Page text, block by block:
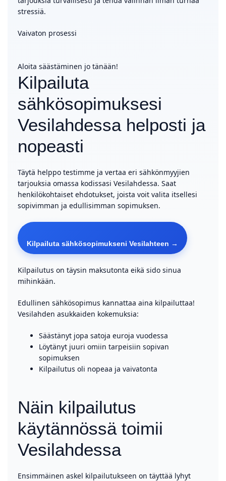
stressiä.
Vaivaton prosessi
Aloita säästäminen jo tänään!
Kilpailuta
sähkösopimuksesi
Vesilahdessa helposti ja
nopeasti
Täytä helppo testimme ja vertaa eri sähkönmyyjien
tarjouksia omassa kodissasi Vesilahdessa. Saat
henkilökohtaiset ehdotukset, joista voit valita itsellesi
sopivimman ja edullisimman sopimuksen.
Kilpailuta sähkösopimukseni Vesilahteen →
Kilpailutus on täysin maksutonta eikä sido sinua
mihinkään.
Edullinen sähkösopimus kannattaa aina kilpailuttaa!
Vesilahden asukkaiden kokemuksia:
Säästänyt jopa satoja euroja vuodessa
Löytänyt juuri omiin tarpeisiin sopivan
sopimuksen
Kilpailutus oli nopeaa ja vaivatonta
Näin kilpailutus
käytännössä toimii
Vesilahdessa
Ensimmäinen askel kilpailutukseen on täyttää lyhyt